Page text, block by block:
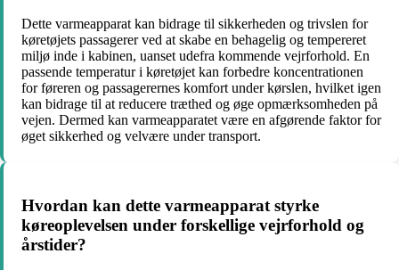
Dette varmeapparat kan bidrage til sikkerheden og trivslen for
køretøjets passagerer ved at skabe en behagelig og tempereret
miljø inde i kabinen, uanset udefra kommende vejrforhold. En
passende temperatur i køretøjet kan forbedre koncentrationen
for føreren og passagerernes komfort under kørslen, hvilket igen
kan bidrage til at reducere træthed og øge opmærksomheden på
vejen. Dermed kan varmeapparatet være en afgørende faktor for
øget sikkerhed og velvære under transport.
Hvordan kan dette varmeapparat styrke
køreoplevelsen under forskellige vejrforhold og
årstider?